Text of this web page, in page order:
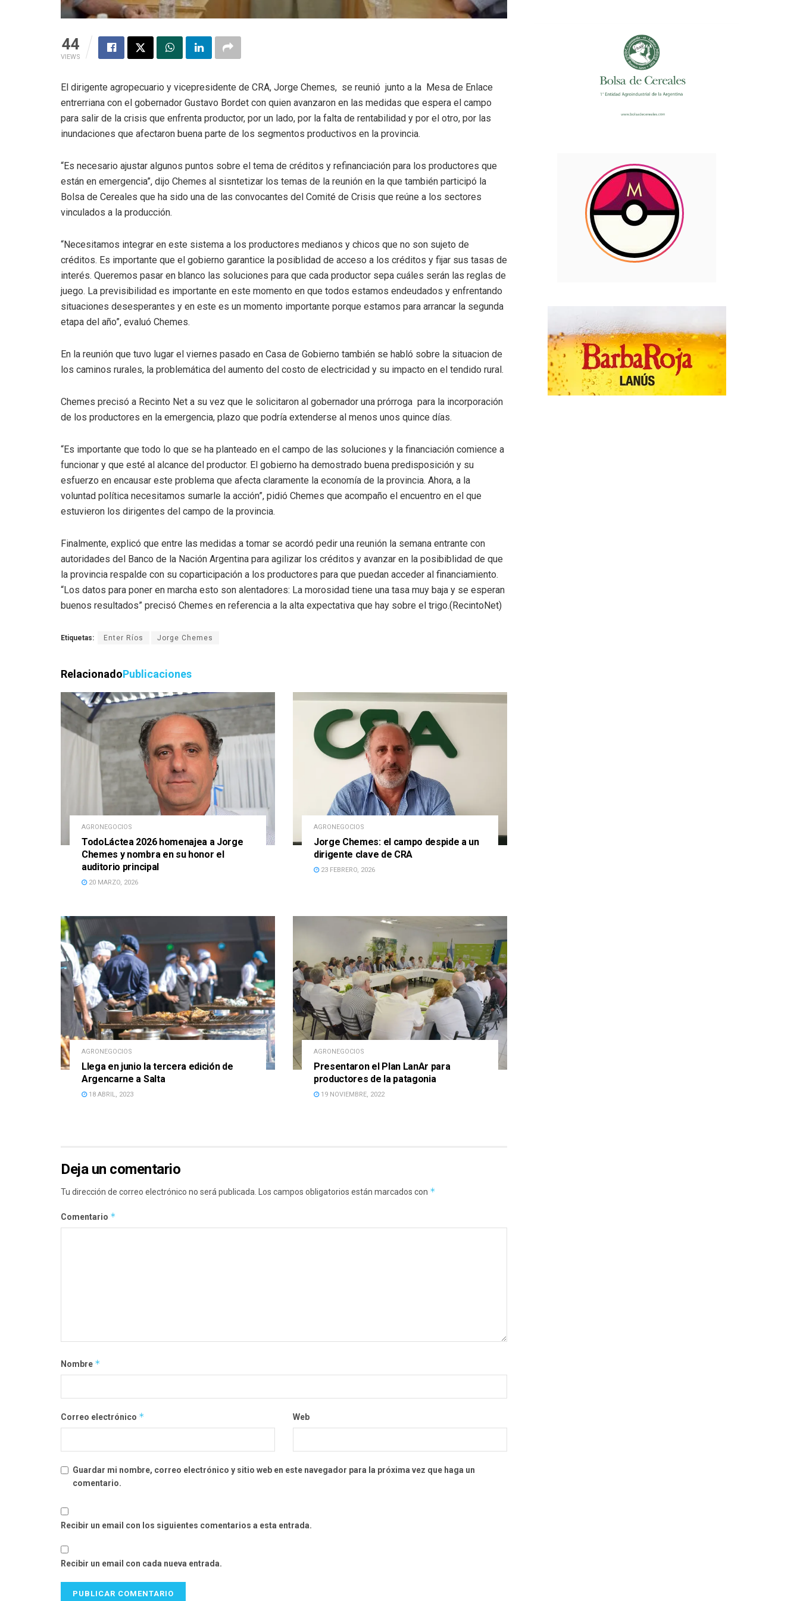
44
VIEWS
El dirigente agropecuario y vicepresidente de CRA, Jorge Chemes, se reunió junto a la Mesa de Enlace
entrerriana con el gobernador Gustavo Bordet con quien avanzaron en las medidas que espera el campo
para salir de la crisis que enfrenta productor, por un lado, por la falta de rentabilidad y por el otro, por las
inundaciones que afectaron buena parte de los segmentos productivos en la provincia.
“Es necesario ajustar algunos puntos sobre el tema de créditos y refinanciación para los productores que
están en emergencia”, dijo Chemes al sisntetizar los temas de la reunión en la que también participó la
Bolsa de Cereales que ha sido una de las convocantes del Comité de Crisis que reúne a los sectores
vinculados a la producción.
“Necesitamos integrar en este sistema a los productores medianos y chicos que no son sujeto de
créditos. Es importante que el gobierno garantice la posiblidad de acceso a los créditos y fijar sus tasas de
interés. Queremos pasar en blanco las soluciones para que cada productor sepa cuáles serán las reglas de
juego. La previsibilidad es importante en este momento en que todos estamos endeudados y enfrentando
situaciones desesperantes y en este es un momento importante porque estamos para arrancar la segunda
etapa del año”, evaluó Chemes.
En la reunión que tuvo lugar el viernes pasado en Casa de Gobierno también se habló sobre la situacion de
los caminos rurales, la problemática del aumento del costo de electricidad y su impacto en el tendido rural.
Chemes precisó a Recinto Net a su vez que le solicitaron al gobernador una prórroga para la incorporación
de los productores en la emergencia, plazo que podría extenderse al menos unos quince días.
“Es importante que todo lo que se ha planteado en el campo de las soluciones y la financiación comience a
funcionar y que esté al alcance del productor. El gobierno ha demostrado buena predisposición y su
esfuerzo en encausar este problema que afecta claramente la economía de la provincia. Ahora, a la
voluntad política necesitamos sumarle la acción”, pidió Chemes que acompaño el encuentro en el que
estuvieron los dirigentes del campo de la provincia.
Finalmente, explicó que entre las medidas a tomar se acordó pedir una reunión la semana entrante con
autoridades del Banco de la Nación Argentina para agilizar los créditos y avanzar en la posibiblidad de que
la provincia respalde con su coparticipación a los productores para que puedan acceder al financiamiento.
“Los datos para poner en marcha esto son alentadores: La morosidad tiene una tasa muy baja y se esperan
buenos resultados” precisó Chemes en referencia a la alta expectativa que hay sobre el trigo.(RecintoNet)
Etiquetas: Enter Ríos Jorge Chemes
RelacionadoPublicaciones
AGRONEGOCIOS
TodoLáctea 2026 homenajea a Jorge
Chemes y nombra en su honor el
auditorio principal
20 MARZO, 2026
AGRONEGOCIOS
Jorge Chemes: el campo despide a un
dirigente clave de CRA
23 FEBRERO, 2026
AGRONEGOCIOS
Llega en junio la tercera edición de
Argencarne a Salta
18 ABRIL, 2023
AGRONEGOCIOS
Presentaron el Plan LanAr para
productores de la patagonia
19 NOVIEMBRE, 2022
Deja un comentario
Tu dirección de correo electrónico no será publicada. Los campos obligatorios están marcados con *
Comentario *
Nombre *
Correo electrónico * Web
Guardar mi nombre, correo electrónico y sitio web en este navegador para la próxima vez que haga un
comentario.
Recibir un email con los siguientes comentarios a esta entrada.
Recibir un email con cada nueva entrada.